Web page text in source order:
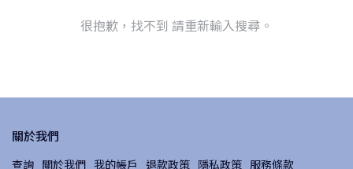
很抱歉，找不到 請重新輸入搜尋。
關於我們
查詢 關於我們 我的帳戶 退款政策 隱私政策 服務條款